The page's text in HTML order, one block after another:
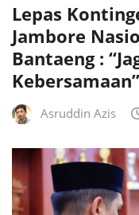
Lepas
Jambore
Bantaeng :
Kebersamaan”
Asruddin Azis